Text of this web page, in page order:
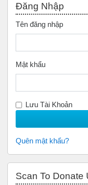
Đăng Nhập
Tên đăng nhập
Mật khẩu
Lưu Tài Khoản
Quên mật khẩu?
Scan To Donate